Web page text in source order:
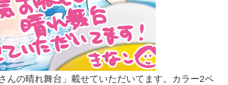
んの晴れ舞台」載せていただいてます。カラー2ペ